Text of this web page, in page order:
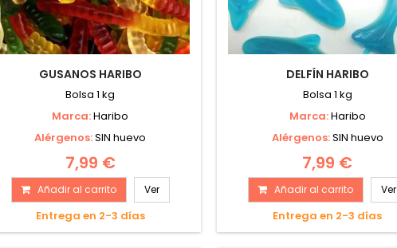
GUSANOS HARIBO
Bolsa 1 kg
Marca:Haribo
Alérgenos:SIN huevo
7,99 €
Añadir al carrito Ver
Entrega en 2-3 días
DELFÍN HARIBO
Bolsa 1 kg
Marca:Haribo
Alérgenos:SIN huevo
7,99 €
Añadir al carrito Ver
Entrega en 2-3 días